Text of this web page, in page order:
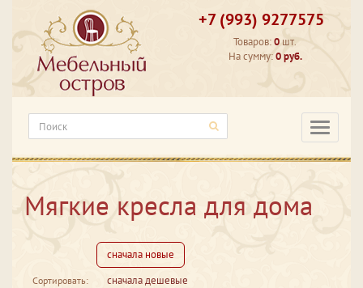
+7 (993) 9277575
Товаров:0 шт.
На сумму:0 руб.
Мягкие кресла для дома
Сортировать:
сначала новые
сначала дешевые